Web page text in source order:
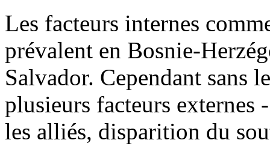
Les facteurs internes
prévalent en Bosnie-
Salvador. Cependant sans
plusieurs facteurs externes
les alliés, disparition du